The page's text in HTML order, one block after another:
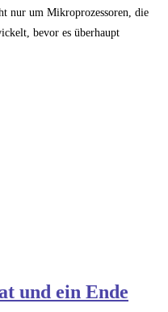
nur um Mikroprozessoren, die
bevor es überhaupt
und ein Ende